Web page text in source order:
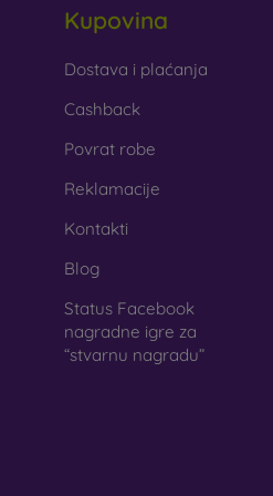
Kupovina
Dostava i plaćanja
Cashback
Povrat robe
Reklamacije
Kontakti
Blog
Status Facebook
nagradne igre za
“stvarnu nagradu”